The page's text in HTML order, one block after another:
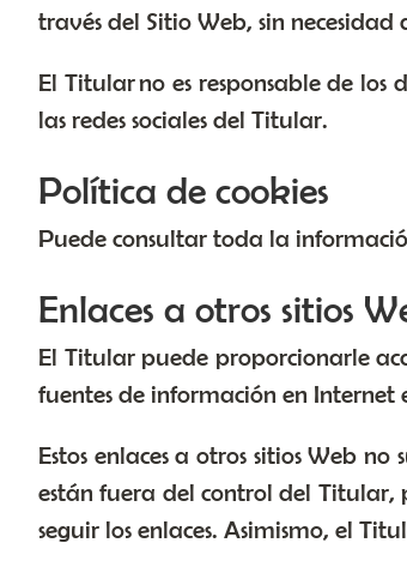
través del Sitio Web, sin necesidad
El Titular no es responsable de
las redes sociales del Titular.
Política de cookies
Puede consultar toda la
Enlaces a otros sitios
El Titular puede proporcionarle
fuentes de información en Internet
Estos enlaces a otros sitios Web
están fuera del control del Titular,
seguir los enlaces. Asimismo, el